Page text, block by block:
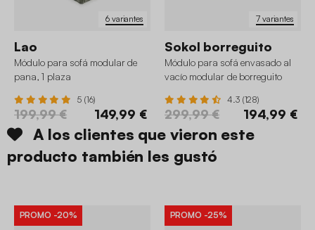
6 variantes
Lao
Módulo para sofá modular de
pana, 1 plaza
5 (16)
199,99 € 149,99 €
7 variantes
Sokol borreguito
Módulo para sofá envasado al
vacío modular de borreguito
4.3 (128)
299,99 € 194,99 €
A los clientes que vieron este
producto también les gustó
PROMO -20% PROMO -25%